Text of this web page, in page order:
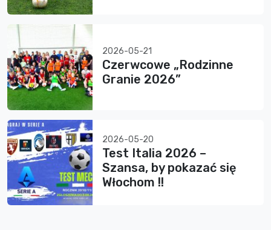
2026-05-21
Czerwcowe „Rodzinne
Granie 2026”
2026-05-20
Test Italia 2026 –
Szansa, by pokazać się
Włochom !!